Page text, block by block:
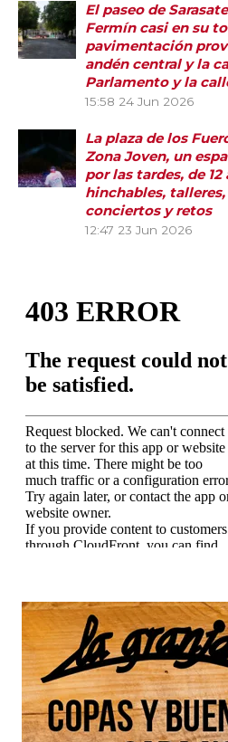
El paseo de
Fermín casi en su
pavimentación
andén central y la
Parlamento y la
15:58 24 Jun 2026
La plaza de los
Zona Joven, un
por las tardes, de 12
hinchables,
conciertos y retos
12:47 23 Jun 2026